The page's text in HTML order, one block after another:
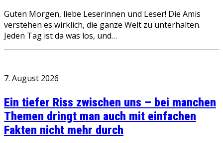
Guten Morgen, liebe Leserinnen und Leser! Die Amis
verstehen es wirklich, die ganze Welt zu unterhalten.
Jeden Tag ist da was los, und…
7. August 2026
Ein tiefer Riss zwischen uns – bei manchen
Themen dringt man auch mit einfachen
Fakten nicht mehr durch